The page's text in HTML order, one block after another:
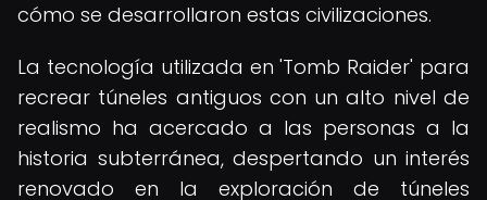
cómo se desarrollaron estas civilizaciones.
La tecnología utilizada en 'Tomb Raider' para
recrear túneles antiguos con un alto nivel de
realismo ha acercado a las personas a la
historia subterránea, despertando un interés
renovado en la exploración de túneles